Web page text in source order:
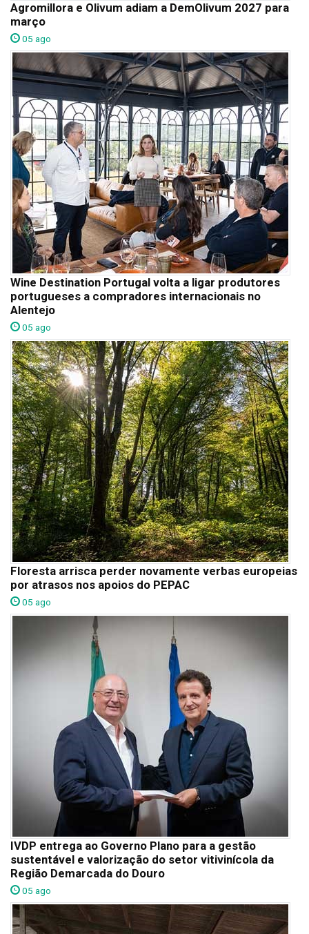
Agromillora e Olivum adiam a DemOlivum 2027 para
março
05 ago
Wine Destination Portugal volta a ligar produtores
portugueses a compradores internacionais no
Alentejo
05 ago
Floresta arrisca perder novamente verbas europeias
por atrasos nos apoios do PEPAC
05 ago
IVDP entrega ao Governo Plano para a gestão
sustentável e valorização do setor vitivinícola da
Região Demarcada do Douro
05 ago